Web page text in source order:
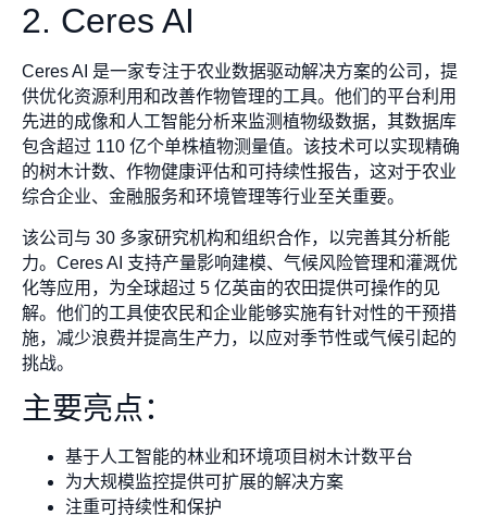
2. Ceres AI
Ceres AI 是一家专注于农业数据驱动解决方案的公司，提
供优化资源利用和改善作物管理的工具。他们的平台利用
先进的成像和人工智能分析来监测植物级数据，其数据库
包含超过 110 亿个单株植物测量值。该技术可以实现精确
的树木计数、作物健康评估和可持续性报告，这对于农业
综合企业、金融服务和环境管理等行业至关重要。
该公司与 30 多家研究机构和组织合作，以完善其分析能
力。Ceres AI 支持产量影响建模、气候风险管理和灌溉优
化等应用，为全球超过 5 亿英亩的农田提供可操作的见
解。他们的工具使农民和企业能够实施有针对性的干预措
施，减少浪费并提高生产力，以应对季节性或气候引起的
挑战。
主要亮点：
基于人工智能的林业和环境项目树木计数平台
为大规模监控提供可扩展的解决方案
注重可持续性和保护